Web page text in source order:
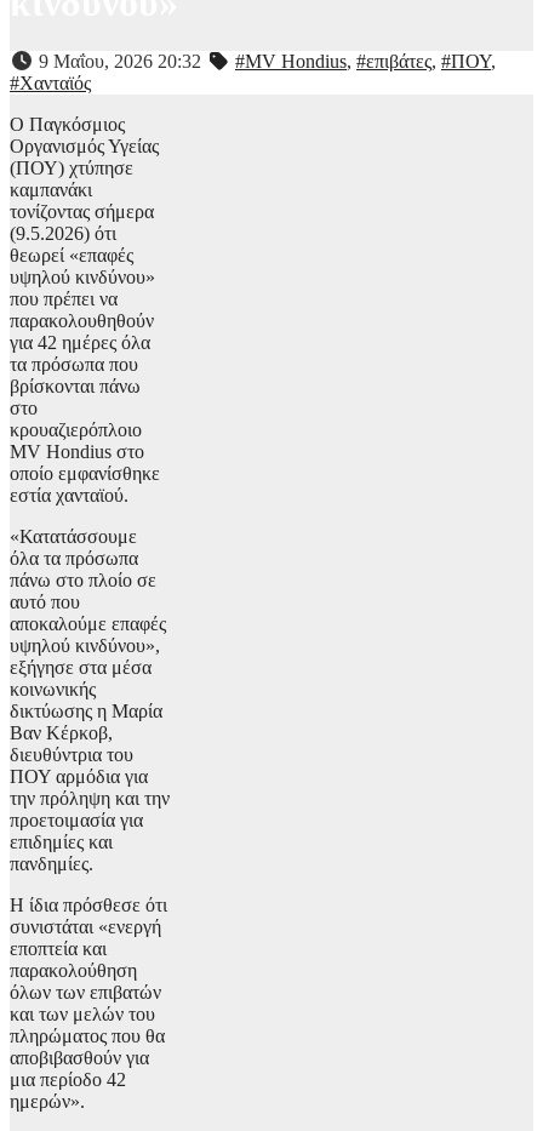
9 Μαΐου, 2026 20:32 #MV Hondius, #επιβάτες, #ΠΟΥ,
#Χανταϊός
Ο Παγκόσμιος
Οργανισμός Υγείας
(ΠΟΥ) χτύπησε
καμπανάκι
τονίζοντας σήμερα
(9.5.2026) ότι
θεωρεί «επαφές
υψηλού κινδύνου»
που πρέπει να
παρακολουθηθούν
για 42 ημέρες όλα
τα πρόσωπα που
βρίσκονται πάνω
στο
κρουαζιερόπλοιο
MV Hondius στο
οποίο εμφανίσθηκε
εστία χανταϊού.
«Κατατάσσουμε
όλα τα πρόσωπα
πάνω στο πλοίο σε
αυτό που
αποκαλούμε επαφές
υψηλού κινδύνου»,
εξήγησε στα μέσα
κοινωνικής
δικτύωσης η Μαρία
Βαν Κέρκοβ,
διευθύντρια του
ΠΟΥ αρμόδια για
την πρόληψη και την
προετοιμασία για
επιδημίες και
πανδημίες.
Η ίδια πρόσθεσε ότι
συνιστάται «ενεργή
εποπτεία και
παρακολούθηση
όλων των επιβατών
και των μελών του
πληρώματος που θα
αποβιβασθούν για
μια περίοδο 42
ημερών».